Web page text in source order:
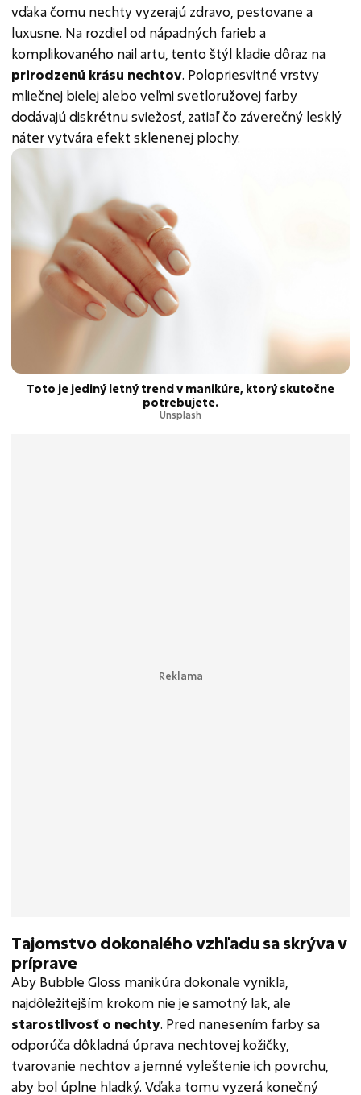
vďaka čomu nechty vyzerajú zdravo, pestovane a
luxusne. Na rozdiel od nápadných farieb a
komplikovaného nail artu, tento štýl kladie dôraz na
prirodzenú krásu nechtov. Polopriesvitné vrstvy
mliečnej bielej alebo veľmi svetloružovej farby
dodávajú diskrétnu sviežosť, zatiaľ čo záverečný lesklý
náter vytvára efekt sklenenej plochy.
Toto je jediný letný trend v manikúre, ktorý skutočne
potrebujete.
Unsplash
Tajomstvo dokonalého vzhľadu sa skrýva v
príprave
Aby Bubble Gloss manikúra dokonale vynikla,
najdôležitejším krokom nie je samotný lak, ale
starostlivosť o nechty. Pred nanesením farby sa
odporúča dôkladná úprava nechtovej kožičky,
tvarovanie nechtov a jemné vyleštenie ich povrchu,
aby bol úplne hladký. Vďaka tomu vyzerá konečný